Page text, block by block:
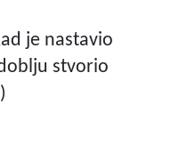
je nastavio
stvorio